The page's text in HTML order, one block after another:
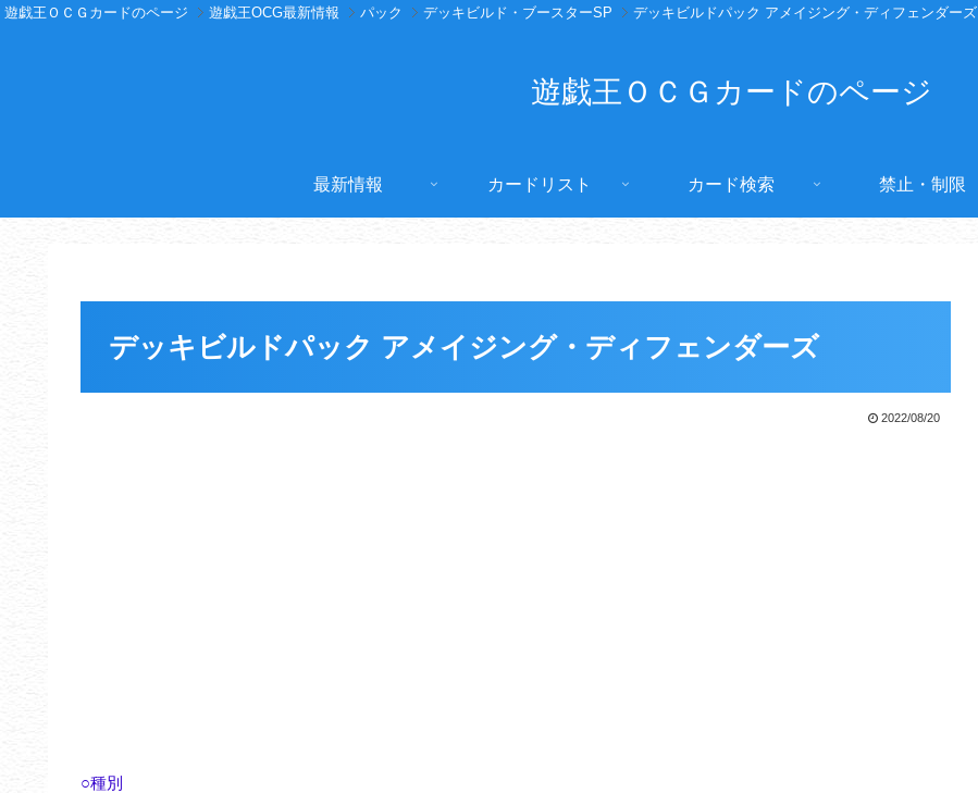
遊戯王ＯＣＧカードのページ 遊戯王OCG最新情報 パック デッキビルド・ブースターSP デッキビルドパック アメイジング・ディフェンダーズ
遊戯王ＯＣＧカードのページ
最新情報 カードリスト カード検索 禁止・制限
デッキビルドパック アメイジング・ディフェンダーズ
2022/08/20
○種別